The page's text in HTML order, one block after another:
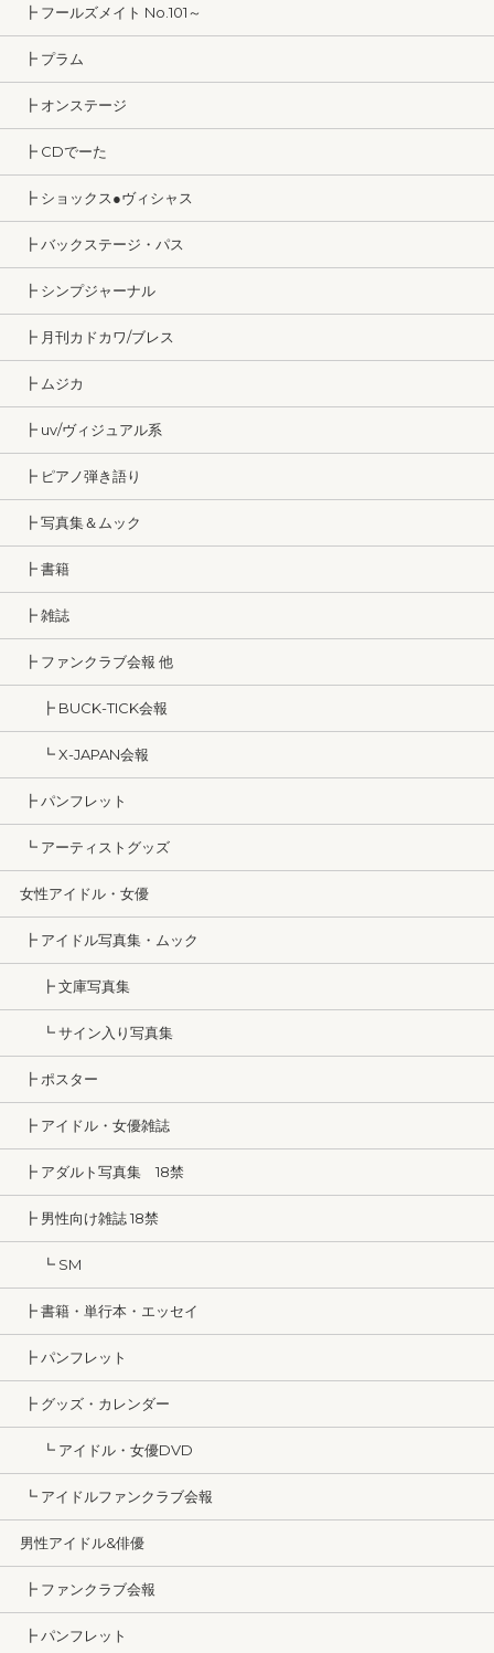
┣ フールズメイト No.101～
┣ プラム
┣ オンステージ
┣ CDでーた
┣ ショックス●ヴィシャス
┣ バックステージ・パス
┣ シンプジャーナル
┣ 月刊カドカワ/ブレス
┣ ムジカ
┣ uv/ヴィジュアル系
┣ ピアノ弾き語り
┣ 写真集＆ムック
┣ 書籍
┣ 雑誌
┣ ファンクラブ会報 他
┣ BUCK-TICK会報
┗ X-JAPAN会報
┣ パンフレット
┗ アーティストグッズ
女性アイドル・女優
┣ アイドル写真集・ムック
┣ 文庫写真集
┗ サイン入り写真集
┣ ポスター
┣ アイドル・女優雑誌
┣ アダルト写真集 18禁
┣ 男性向け雑誌 18禁
┗ SM
┣ 書籍・単行本・エッセイ
┣ パンフレット
┣ グッズ・カレンダー
┗ アイドル・女優DVD
┗ アイドルファンクラブ会報
男性アイドル&俳優
┣ ファンクラブ会報
┣ パンフレット